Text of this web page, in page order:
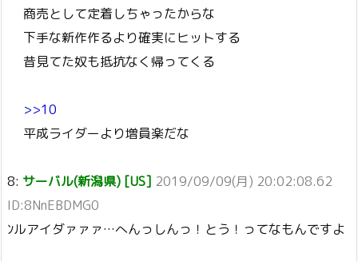
商売として定着しちゃったからな
下手な新作作るより確実にヒットする
昔見てた奴も抵抗なく帰ってくる
>>10
平成ライダーより増員楽だな
8: サーバル(新潟県) [US] 2019/09/09(月) 20:02:08.62
ID:8NnEBDMG0
ﾝルアイダァァァ…へんっしんっ！とう！ってなもんですよ